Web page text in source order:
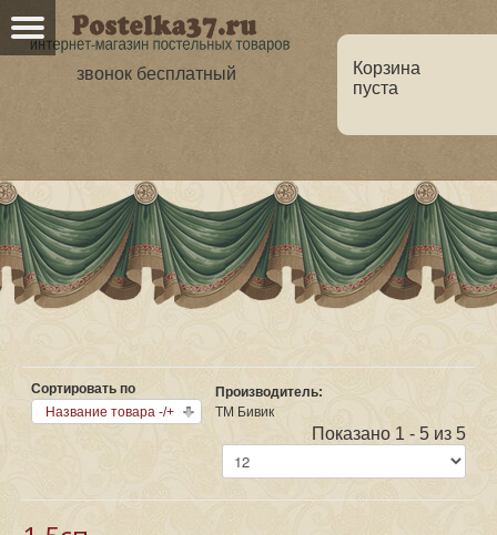
звонок бесплатный
Корзина
пуста
Главная О нас Каталог
Оптовикам
Статьи
Сортировать по
Название товара -/+
Производитель:
ТМ Бивик
Показано 1 - 5 из 5